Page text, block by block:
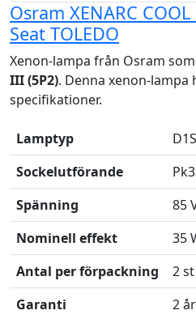
Osram XENARC COOL
Seat TOLEDO
Xenon-lampa från Osram
III (5P2). Denna xenon-lampa
specifikationer.
Lamptyp
Sockelutförande
Spänning
85
Nominell effekt
35
Antal per förpackning
2 st
Garanti
2 år